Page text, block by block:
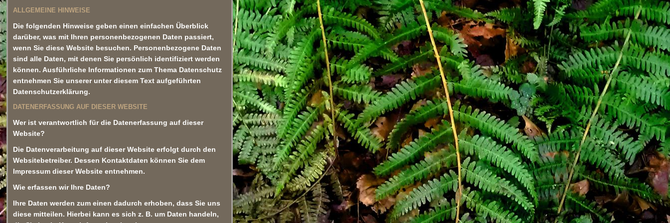
ALLGEMEINE HINWEISE
Die folgenden Hinweise geben einen einfachen Überblick
darüber, was mit Ihren personenbezogenen Daten passiert,
wenn Sie diese Website besuchen. Personenbezogene Daten
sind alle Daten, mit denen Sie persönlich identifiziert werden
können. Ausführliche Informationen zum Thema Datenschutz
entnehmen Sie unserer unter diesem Text aufgeführten
Datenschutzerklärung.
DATENERFASSUNG AUF DIESER WEBSITE
Wer ist verantwortlich für die Datenerfassung auf dieser
Website?
Die Datenverarbeitung auf dieser Website erfolgt durch den
Websitebetreiber. Dessen Kontaktdaten können Sie dem
Impressum dieser Website entnehmen.
Wie erfassen wir Ihre Daten?
Ihre Daten werden zum einen dadurch erhoben, dass Sie uns
diese mitteilen. Hierbei kann es sich z. B. um Daten handeln,